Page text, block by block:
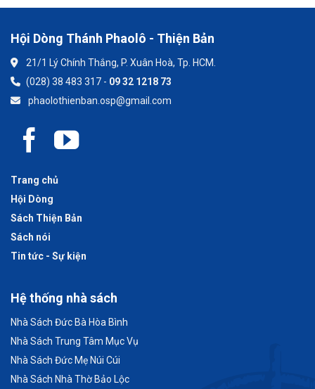
Hội Dòng Thánh Phaolô - Thiện Bản
21/1 Lý Chính Thắng, P. Xuân Hoà, Tp. HCM.
(028) 38 483 317 - 09 32 1218 73
phaolothienban.osp@gmail.com
Trang chủ
Hội Dòng
Sách Thiện Bản
Sách nói
Tin tức - Sự kiện
Hệ thống nhà sách
Nhà Sách Đức Bà Hòa Bình
Nhà Sách Trung Tâm Mục Vụ
Nhà Sách Đức Mẹ Núi Cúi
Nhà Sách Nhà Thờ Bảo Lộc